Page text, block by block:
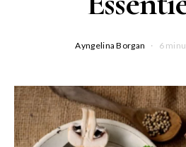
Ayngelina Borgan 6